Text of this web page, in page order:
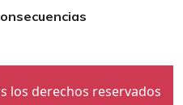
los derechos reservados